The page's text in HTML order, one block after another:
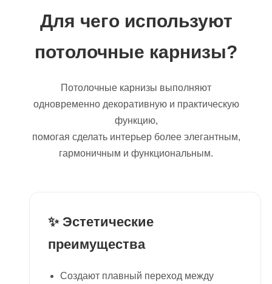
Для чего используют
потолочные карнизы?
Потолочные карнизы выполняют
одновременно декоративную и практическую
функцию,
помогая сделать интерьер более элегантным,
гармоничным и функциональным.
✨ Эстетические
преимущества
Создают плавный переход между